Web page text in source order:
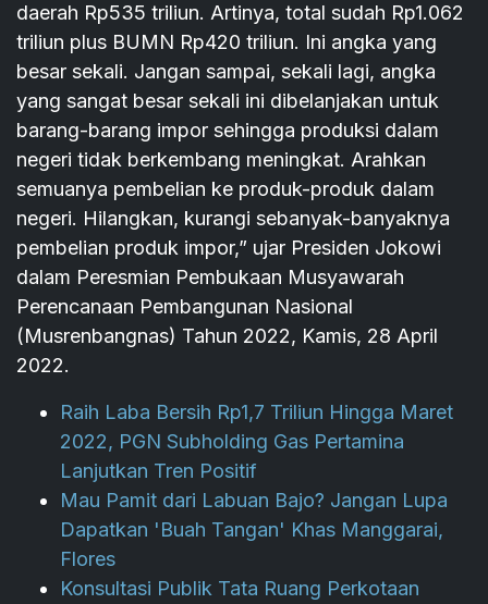
daerah Rp535 triliun. Artinya, total sudah Rp1.062
triliun plus BUMN Rp420 triliun. Ini angka yang
besar sekali. Jangan sampai, sekali lagi, angka
yang sangat besar sekali ini dibelanjakan untuk
barang-barang impor sehingga produksi dalam
negeri tidak berkembang meningkat. Arahkan
semuanya pembelian ke produk-produk dalam
negeri. Hilangkan, kurangi sebanyak-banyaknya
pembelian produk impor,” ujar Presiden Jokowi
dalam Peresmian Pembukaan Musyawarah
Perencanaan Pembangunan Nasional
(Musrenbangnas) Tahun 2022, Kamis, 28 April
2022.
Raih Laba Bersih Rp1,7 Triliun Hingga Maret
2022, PGN Subholding Gas Pertamina
Lanjutkan Tren Positif
Mau Pamit dari Labuan Bajo? Jangan Lupa
Dapatkan 'Buah Tangan' Khas Manggarai,
Flores
Konsultasi Publik Tata Ruang Perkotaan